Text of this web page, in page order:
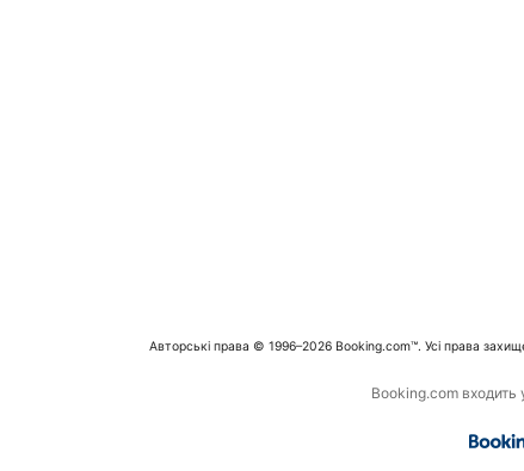
Авторські права © 1996–2026 Booking.com™. Усі права
Booking.com входить